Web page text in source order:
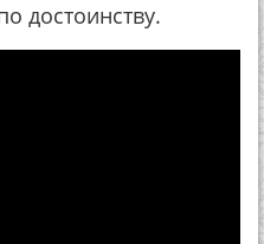
достоинству.